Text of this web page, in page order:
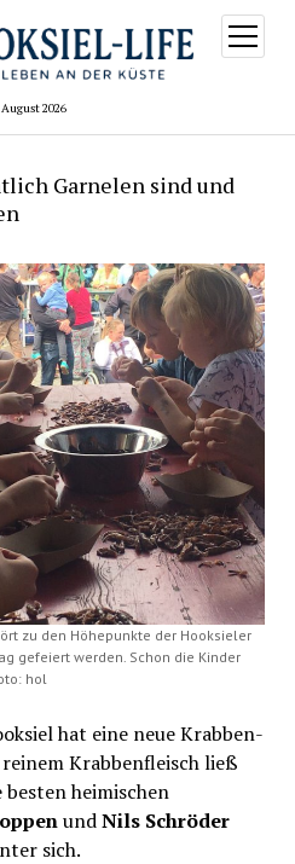
August 2026
Menü
öffnen
Garnelen sind und
zu den Höhepunkte der Hooksieler
gefeiert werden. Schon die Kinder
hol
hat eine neue Krabben-
Krabbenfleisch ließ
besten heimischen
undNils Schröder
sich.